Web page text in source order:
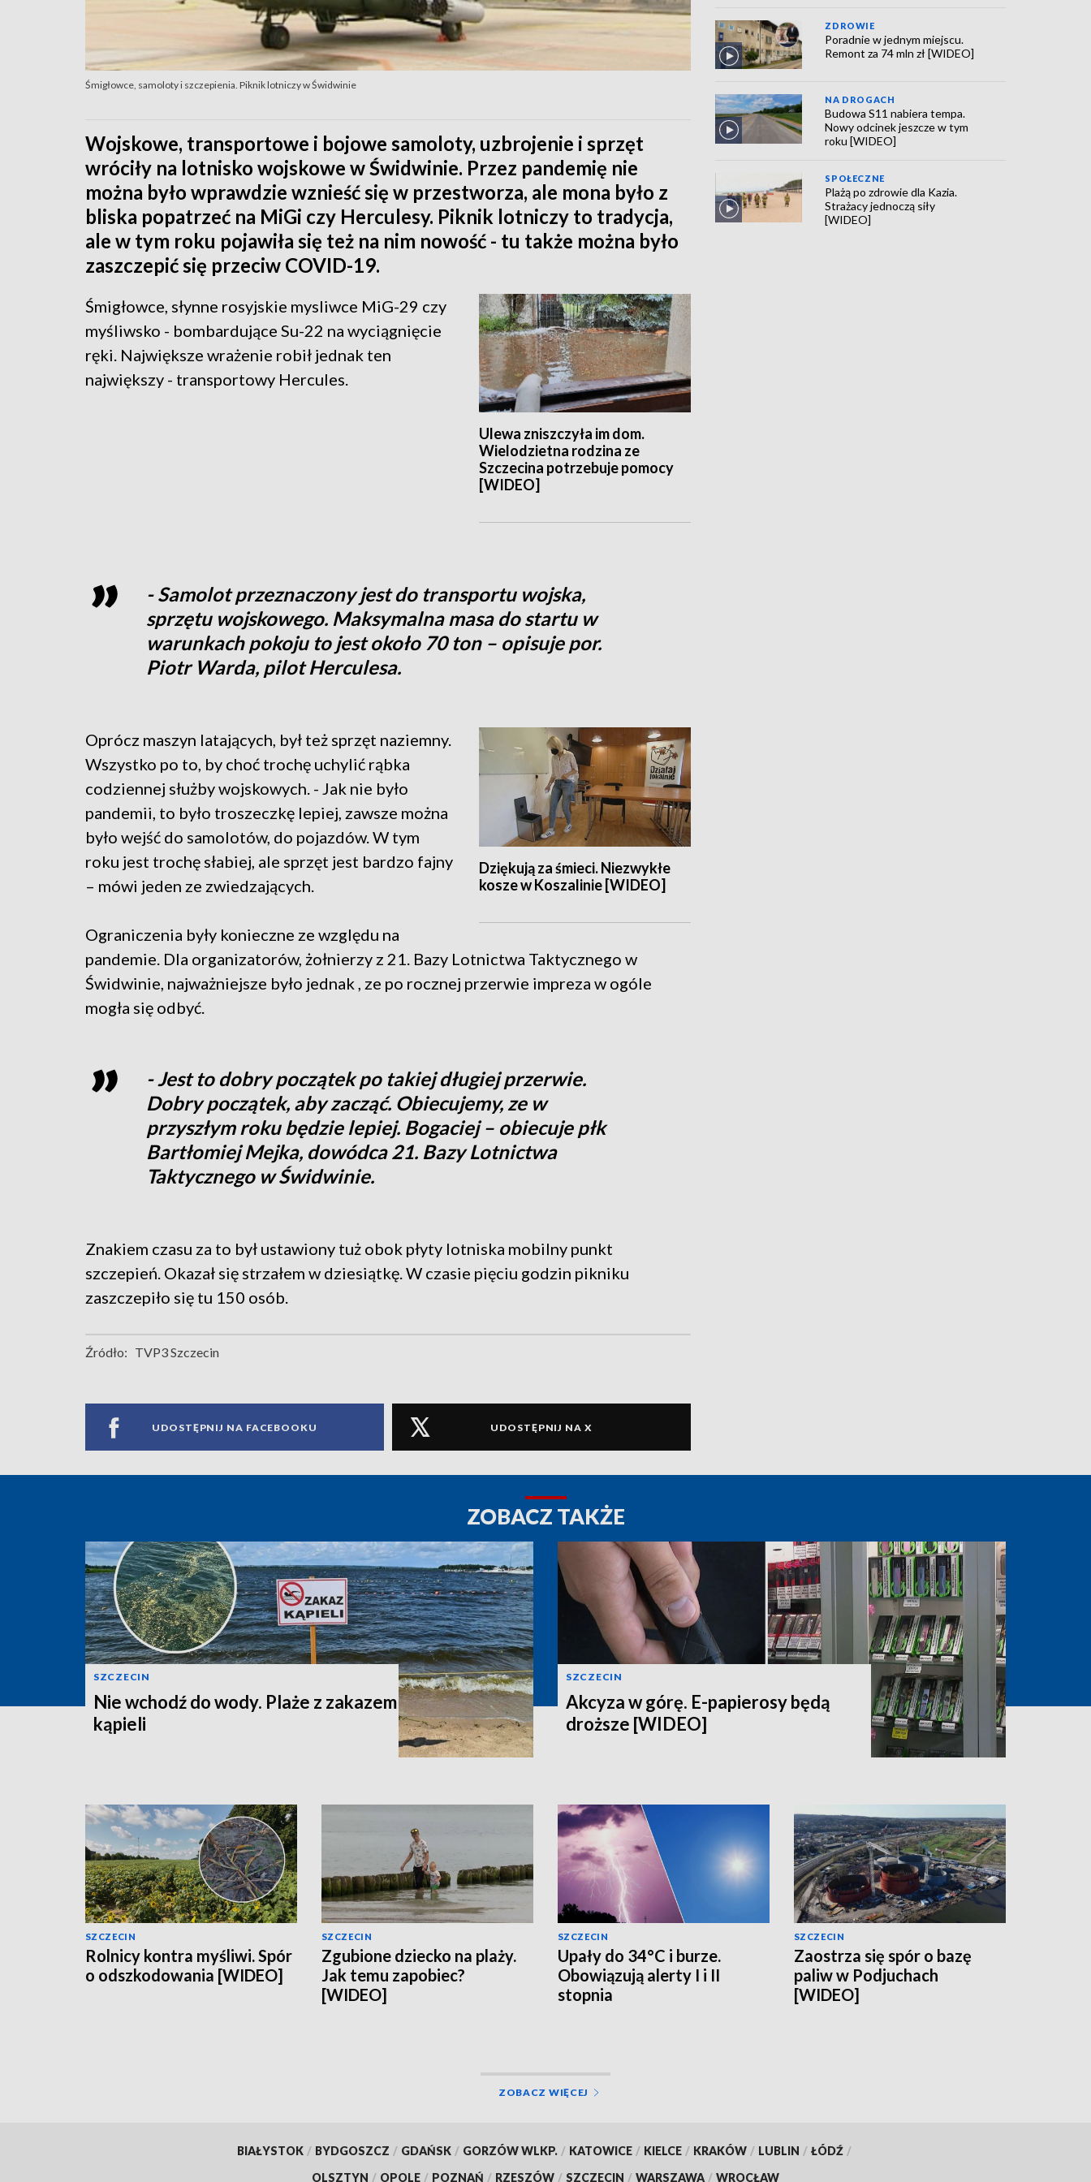
Śmigłowce, samoloty i szczepienia. Piknik lotniczy w Świdwinie
Wojskowe, transportowe i bojowe samoloty, uzbrojenie i sprzęt
wróciły na lotnisko wojskowe w Świdwinie. Przez pandemię nie
można było wprawdzie wznieść się w przestworza, ale mona było z
bliska popatrzeć na MiGi czy Herculesy. Piknik lotniczy to tradycja,
ale w tym roku pojawiła się też na nim nowość - tu także można było
zaszczepić się przeciw COVID-19.
Ulewa zniszczyła im dom.
Wielodzietna rodzina ze
Szczecina potrzebuje pomocy
[WIDEO]
Śmigłowce, słynne rosyjskie mysliwce MiG-29 czy
myśliwsko - bombardujące Su-22 na wyciągnięcie
ręki. Największe wrażenie robił jednak ten
największy - transportowy Hercules.
- Samolot przeznaczony jest do transportu wojska,
sprzętu wojskowego. Maksymalna masa do startu w
warunkach pokoju to jest około 70 ton – opisuje por.
Piotr Warda, pilot Herculesa.
Dziękują za śmieci. Niezwykłe
kosze w Koszalinie [WIDEO]
Oprócz maszyn latających, był też sprzęt naziemny.
Wszystko po to, by choć trochę uchylić rąbka
codziennej służby wojskowych. - Jak nie było
pandemii, to było troszeczkę lepiej, zawsze można
było wejść do samolotów, do pojazdów. W tym
roku jest trochę słabiej, ale sprzęt jest bardzo fajny
– mówi jeden ze zwiedzających.
Ograniczenia były konieczne ze względu na
pandemie. Dla organizatorów, żołnierzy z 21. Bazy Lotnictwa Taktycznego w
Świdwinie, najważniejsze było jednak , ze po rocznej przerwie impreza w ogóle
mogła się odbyć.
- Jest to dobry początek po takiej długiej przerwie.
Dobry początek, aby zacząć. Obiecujemy, ze w
przyszłym roku będzie lepiej. Bogaciej – obiecuje płk
Bartłomiej Mejka, dowódca 21. Bazy Lotnictwa
Taktycznego w Świdwinie.
Znakiem czasu za to był ustawiony tuż obok płyty lotniska mobilny punkt
szczepień. Okazał się strzałem w dziesiątkę. W czasie pięciu godzin pikniku
zaszczepiło się tu 150 osób.
Źródło: TVP3 Szczecin
UDOSTĘPNIJ NA FACEBOOKU UDOSTĘPNIJ NA X
ZDROWIE
Poradnie w jednym miejscu.
Remont za 74 mln zł [WIDEO]
NA DROGACH
Budowa S11 nabiera tempa.
Nowy odcinek jeszcze w tym
roku [WIDEO]
SPOŁECZNE
Plażą po zdrowie dla Kazia.
Strażacy jednoczą siły
[WIDEO]
ZOBACZ TAKŻE
SZCZECIN
Nie wchodź do wody. Plaże z zakazem
kąpieli
SZCZECIN
Akcyza w górę. E-papierosy będą
droższe [WIDEO]
SZCZECIN
Rolnicy kontra myśliwi. Spór
o odszkodowania [WIDEO]
SZCZECIN
Zgubione dziecko na plaży.
Jak temu zapobiec?
[WIDEO]
SZCZECIN
Upały do 34°C i burze.
Obowiązują alerty I i II
stopnia
SZCZECIN
Zaostrza się spór o bazę
paliw w Podjuchach
[WIDEO]
ZOBACZ WIĘCEJ
BIAŁYSTOK / BYDGOSZCZ / GDAŃSK / GORZÓW WLKP. / KATOWICE / KIELCE / KRAKÓW / LUBLIN / ŁÓDŹ /
OLSZTYN / OPOLE / POZNAŃ / RZESZÓW / SZCZECIN / WARSZAWA / WROCŁAW